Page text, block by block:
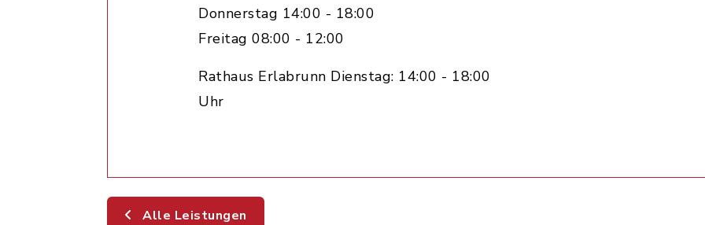
Donnerstag 14:00 - 18:00
Freitag 08:00 - 12:00
Rathaus Erlabrunn Dienstag: 14:00 - 18:00
Uhr
Alle Leistungen